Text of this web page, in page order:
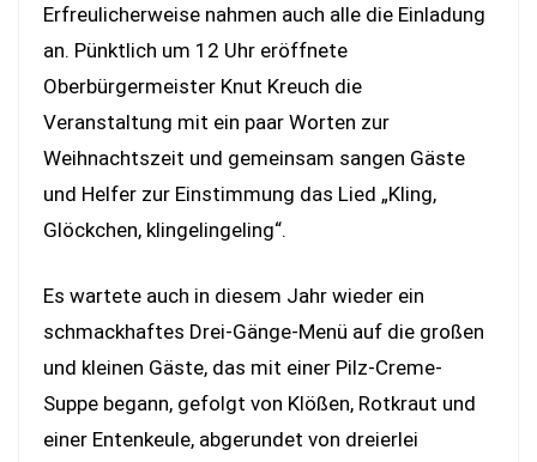
Erfreulicherweise nahmen auch alle die Einladung
an. Pünktlich um 12 Uhr eröffnete
Oberbürgermeister Knut Kreuch die
Veranstaltung mit ein paar Worten zur
Weihnachtszeit und gemeinsam sangen Gäste
und Helfer zur Einstimmung das Lied „Kling,
Glöckchen, klingelingeling“.
Es wartete auch in diesem Jahr wieder ein
schmackhaftes Drei-Gänge-Menü auf die großen
und kleinen Gäste, das mit einer Pilz-Creme-
Suppe begann, gefolgt von Klößen, Rotkraut und
einer Entenkeule, abgerundet von dreierlei